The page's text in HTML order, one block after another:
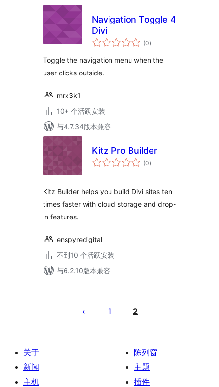
Navigation Toggle 4
Divi
(0总
评)
Toggle the navigation menu when the
user clicks outside.
mrx3k1
10+ 个活跃安装
与4.7.34版本兼容
Kitz Pro Builder
(0总
评)
Kitz Builder helps you build Divi sites ten
times faster with cloud storage and drop-
in features.
enspyredigital
不到10 个活跃安装
与6.2.10版本兼容
1 2
关于
新闻
主机
陈列窗
主题
插件